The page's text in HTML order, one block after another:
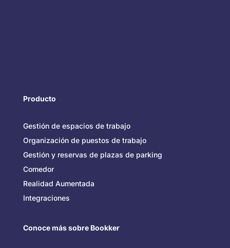
Producto
Gestión de espacios de trabajo
Organización de puestos de trabajo
Gestión y reservas de plazas de parking
Comedor
Realidad Aumentada
Integraciones
Conoce más sobre Bookker